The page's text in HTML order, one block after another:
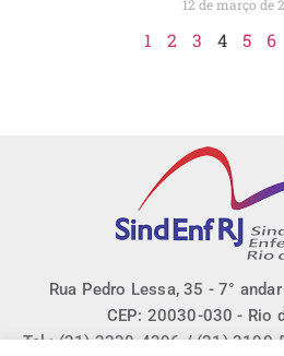
12 de março de
1 2 3 4 5 6
Rua Pedro Lessa, 35 - 7°
CEP: 20030-030 - Rio
Tel.: (21) 2220-4296 / (21)